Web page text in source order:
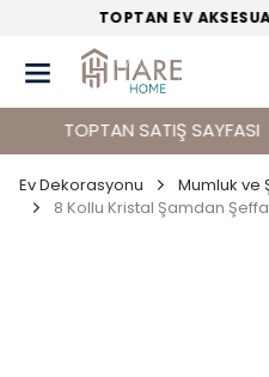
TOPTAN EV
TOPTAN SATIŞ SAYFASI
Ev Dekorasyonu
Mumluk ve
8 Kollu Kristal Şamdan